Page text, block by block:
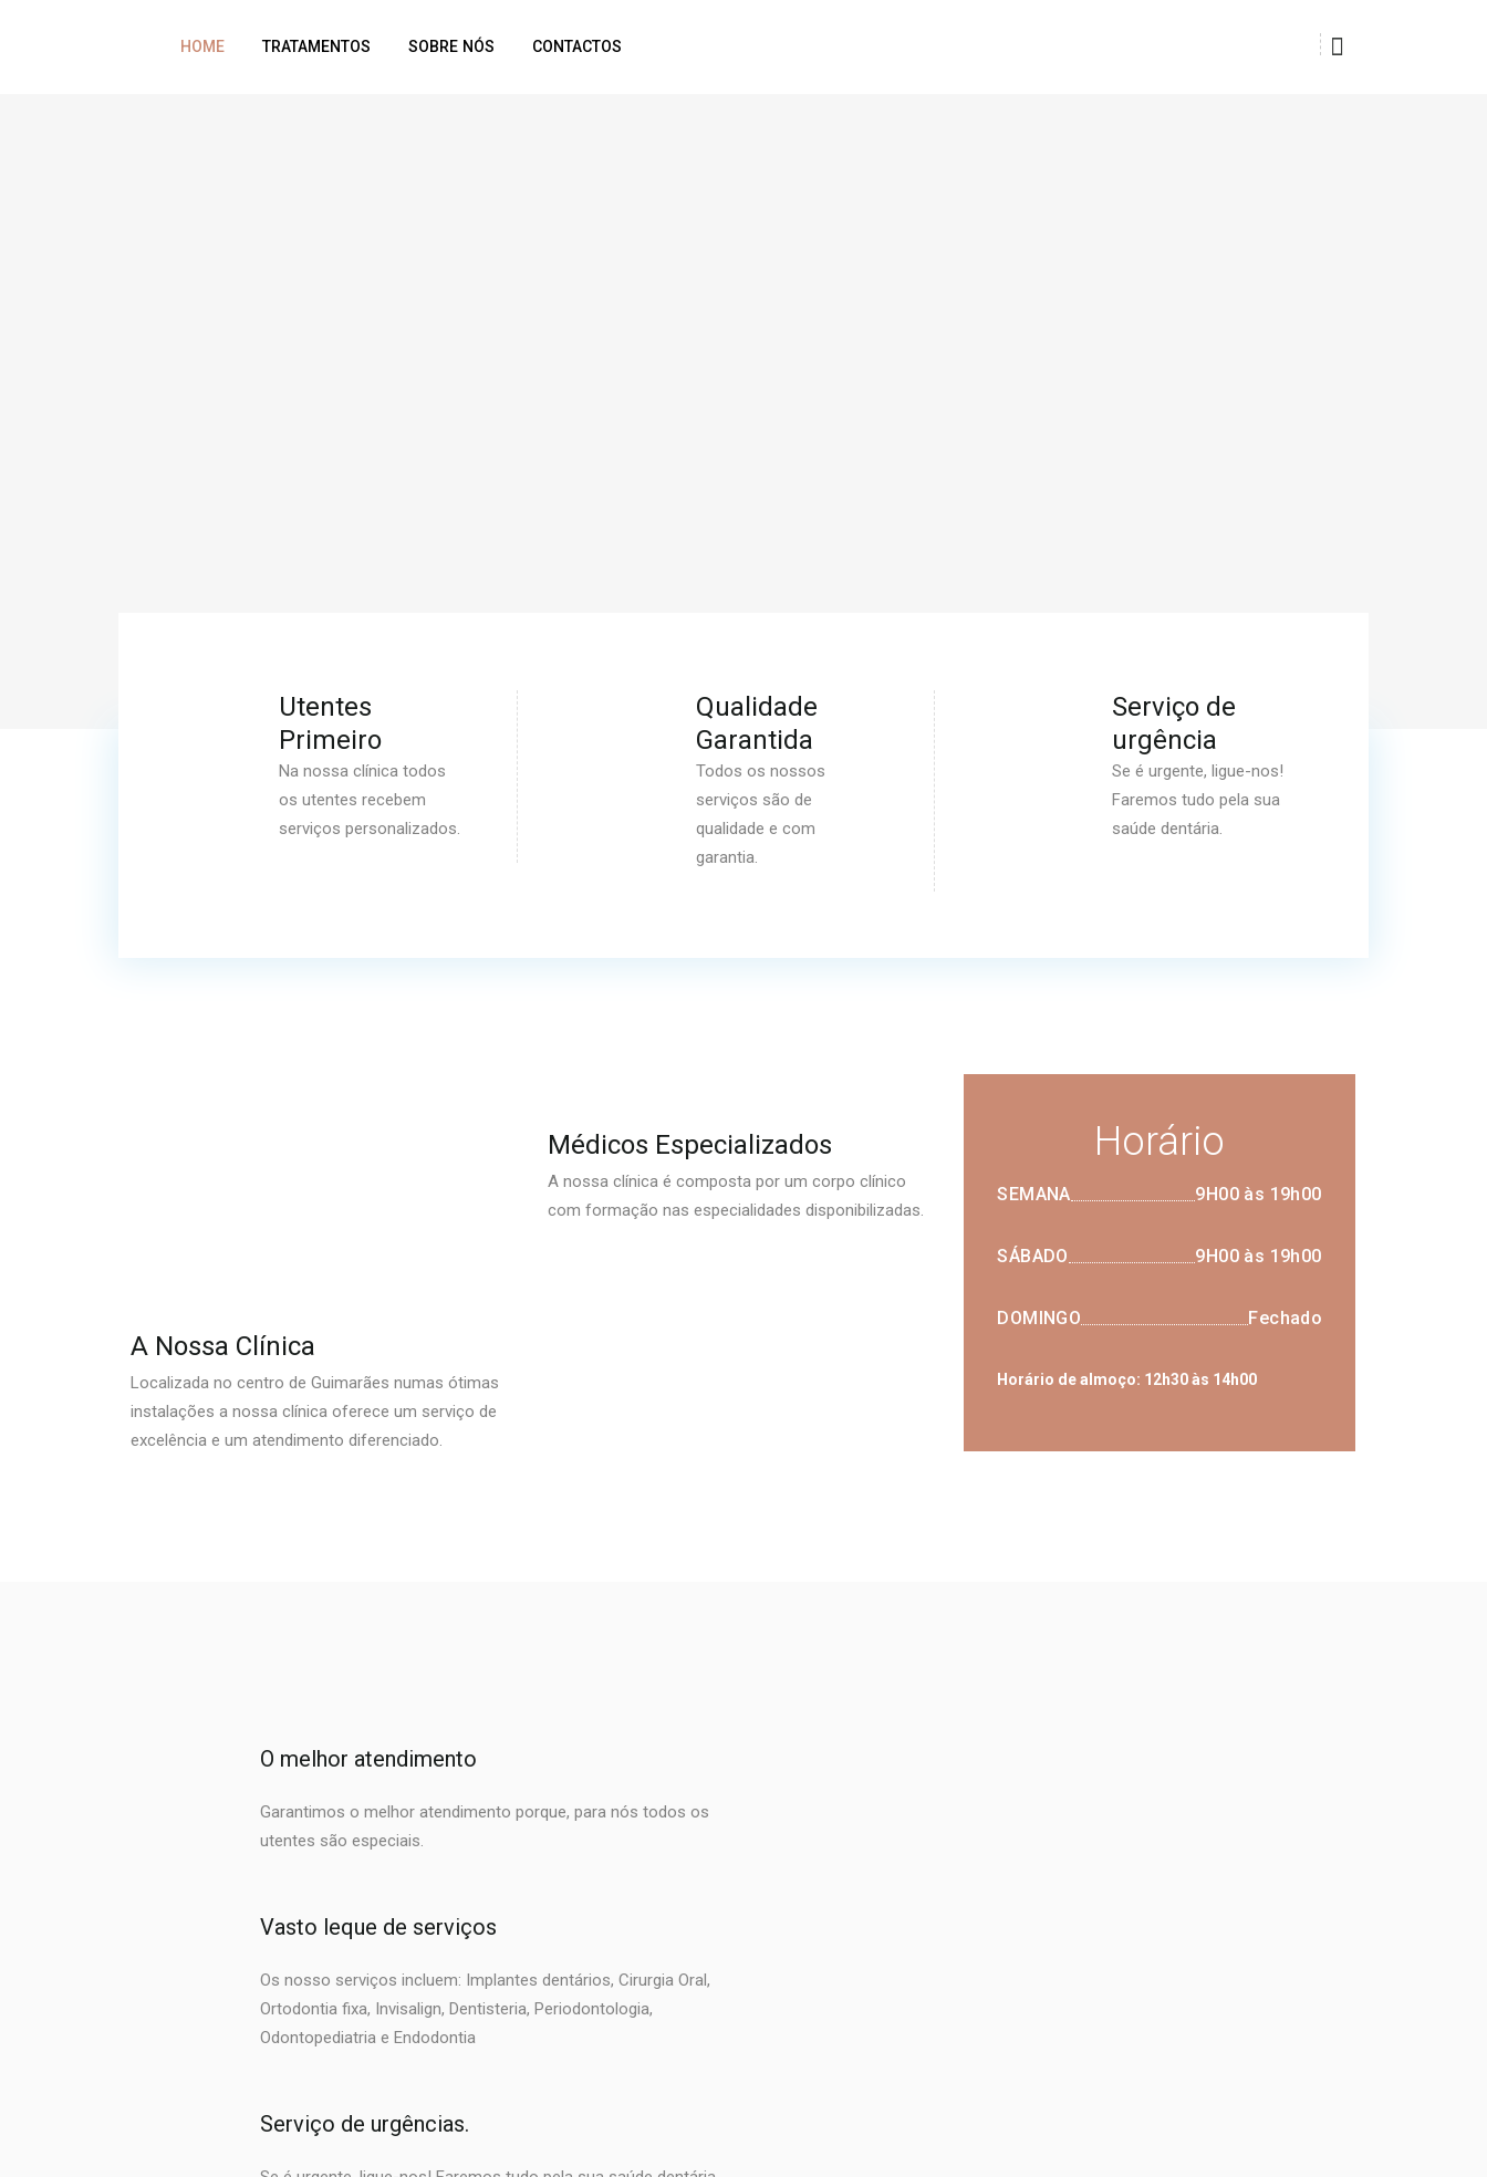
HOME TRATAMENTOS SOBRE NÓS CONTACTOS
Utentes
Primeiro
Na nossa clínica todos
os utentes recebem
serviços personalizados.
Qualidade
Garantida
Todos os nossos
serviços são de
qualidade e com
garantia.
Serviço de
urgência
Se é urgente, ligue-nos!
Faremos tudo pela sua
saúde dentária.
A Nossa Clínica
Localizada no centro de Guimarães numas ótimas
instalações a nossa clínica oferece um serviço de
excelência e um atendimento diferenciado.
Médicos Especializados
A nossa clínica é composta por um corpo clínico
com formação nas especialidades disponibilizadas.
Horário
SEMANA 9H00 às 19h00
SÁBADO 9H00 às 19h00
DOMINGO Fechado
Horário de almoço: 12h30 às 14h00
O melhor atendimento
Garantimos o melhor atendimento porque, para nós todos os
utentes são especiais.
Vasto leque de serviços
Os nosso serviços incluem: Implantes dentários, Cirurgia Oral,
Ortodontia fixa, Invisalign, Dentisteria, Periodontologia,
Odontopediatria e Endodontia
Serviço de urgências.